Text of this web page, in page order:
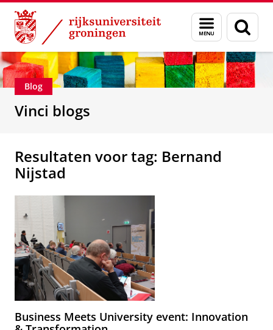
Skip
Content
Skip
Navigation
Menu
en
zoeken
Department of Innovation Management &
Blog
Vinci blogs
Resultaten voor tag: Bernand
Nijstad
Business Meets University event: Innovation